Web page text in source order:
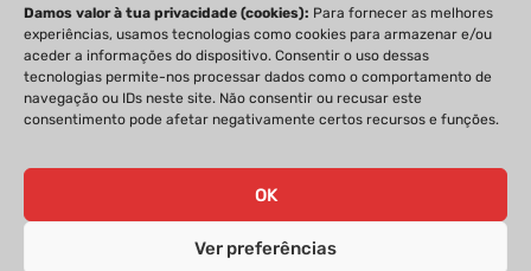
Damos valor à tua privacidade (cookies): Para fornecer as melhores
experiências, usamos tecnologias como cookies para armazenar e/ou
aceder a informações do dispositivo. Consentir o uso dessas
tecnologias permite-nos processar dados como o comportamento de
navegação ou IDs neste site. Não consentir ou recusar este
consentimento pode afetar negativamente certos recursos e funções.
OK
Ver preferências
PRIVACIDADE FICHA TÉCNICA
ESTATUTO EDITORIAL